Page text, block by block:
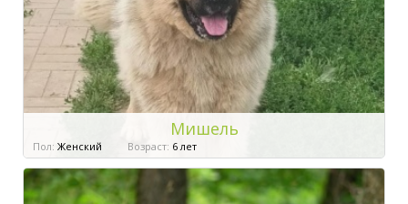
Мишель
Пол: Женский Возраст: 6 лет